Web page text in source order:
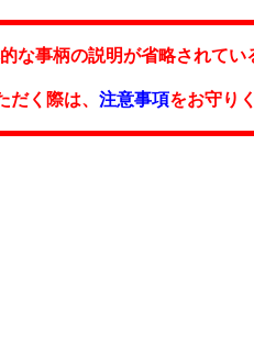
な事柄の説明が省略されて
く際は、 注意事項をお守り